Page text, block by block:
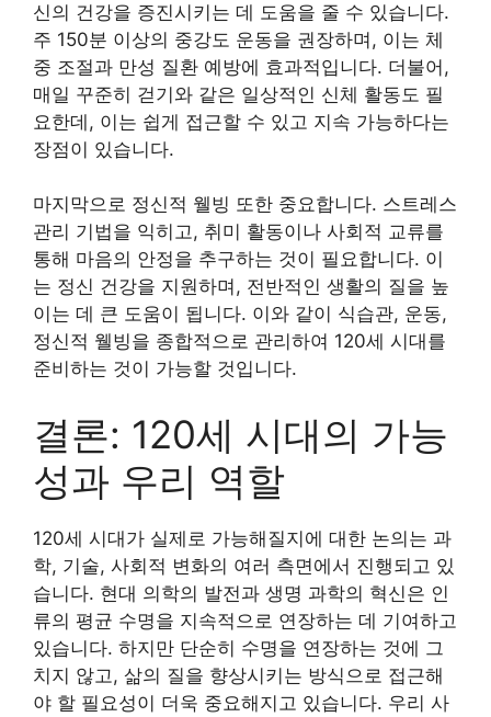
신의 건강을 증진시키는 데 도움을 줄 수 있습니다.
주 150분 이상의 중강도 운동을 권장하며, 이는 체
중 조절과 만성 질환 예방에 효과적입니다. 더불어,
매일 꾸준히 걷기와 같은 일상적인 신체 활동도 필
요한데, 이는 쉽게 접근할 수 있고 지속 가능하다는
장점이 있습니다.
마지막으로 정신적 웰빙 또한 중요합니다. 스트레스
관리 기법을 익히고, 취미 활동이나 사회적 교류를
통해 마음의 안정을 추구하는 것이 필요합니다. 이
는 정신 건강을 지원하며, 전반적인 생활의 질을 높
이는 데 큰 도움이 됩니다. 이와 같이 식습관, 운동,
정신적 웰빙을 종합적으로 관리하여 120세 시대를
준비하는 것이 가능할 것입니다.
결론: 120세 시대의 가능
성과 우리 역할
120세 시대가 실제로 가능해질지에 대한 논의는 과
학, 기술, 사회적 변화의 여러 측면에서 진행되고 있
습니다. 현대 의학의 발전과 생명 과학의 혁신은 인
류의 평균 수명을 지속적으로 연장하는 데 기여하고
있습니다. 하지만 단순히 수명을 연장하는 것에 그
치지 않고, 삶의 질을 향상시키는 방식으로 접근해
야 할 필요성이 더욱 중요해지고 있습니다. 우리 사